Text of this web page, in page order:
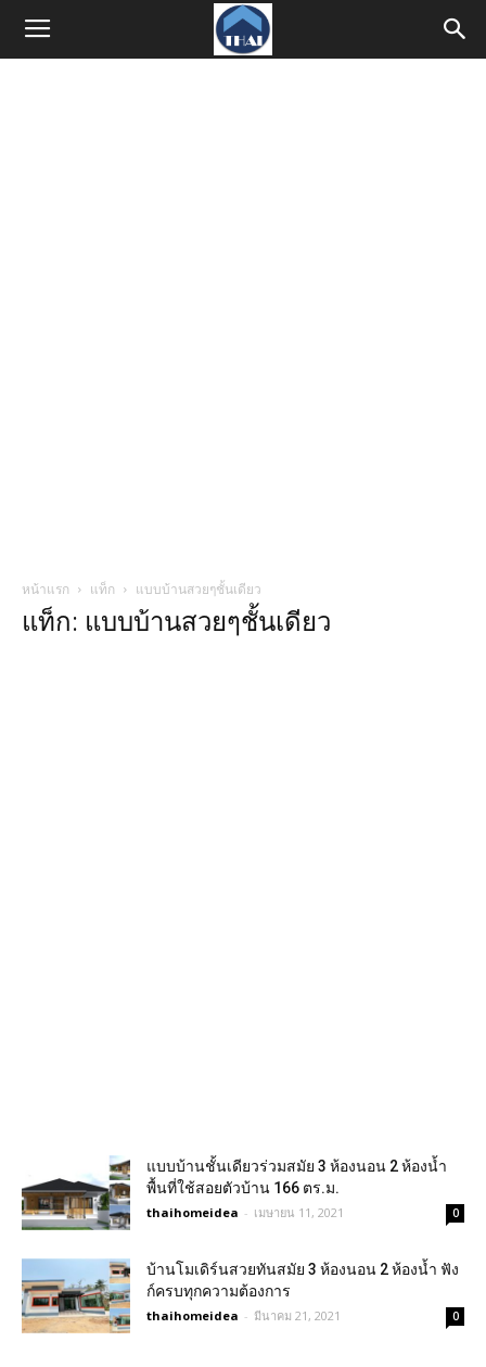
หน้าแรก แท็ก แบบบ้านสวยๆชั้นเดียว
แท็ก: แบบบ้านสวยๆชั้นเดียว
แบบบ้านชั้นเดียวร่วมสมัย 3 ห้องนอน 2 ห้องน้ำ
พื้นที่ใช้สอยตัวบ้าน 166 ตร.ม.
thaihomeidea - เมษายน 11, 2021 0
บ้านโมเดิร์นสวยทันสมัย 3 ห้องนอน 2 ห้องน้ำ ฟัง
ก์ครบทุกความต้องการ
thaihomeidea - มีนาคม 21, 2021 0